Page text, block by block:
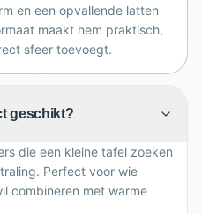
en een opvallende latten
maakt hem praktisch,
sfeer toevoegt.
geschikt?
die een kleine tafel zoeken
Perfect voor wie
combineren met warme